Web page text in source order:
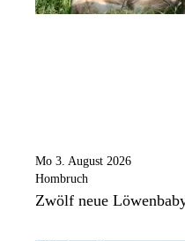
Mo 3. August 2026
Hombruch
Zwölf neue